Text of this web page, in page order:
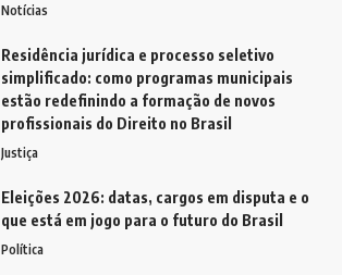
Notícias
Residência jurídica e processo seletivo
simplificado: como programas municipais
estão redefinindo a formação de novos
profissionais do Direito no Brasil
Justiça
Eleições 2026: datas, cargos em disputa e o
que está em jogo para o futuro do Brasil
Política